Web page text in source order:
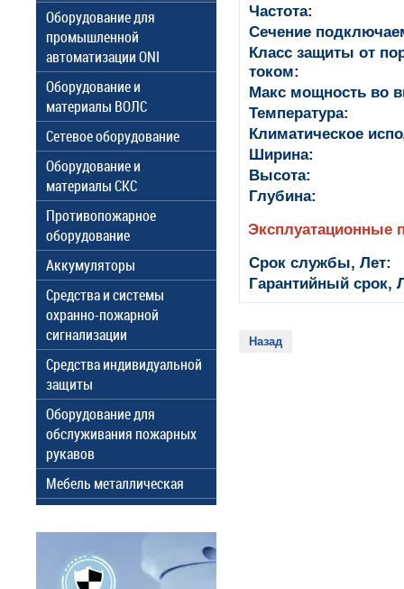
Частота:
Сечение
Класс защиты от
током:
Макс мощность во
Температура:
Климатическое
Ширина:
Высота:
Глубина:
Эксплуатационные
Срок службы, Лет:
Гарантийный срок,
Назад
Оборудование для
промышленной
автоматизации ONI
Оборудование и
материалы ВОЛС
Сетевое оборудование
Оборудование и
материалы СКС
Противопожарное
оборудование
Аккумуляторы
Средства и системы
охранно-пожарной
сигнализации
Средства индивидуальной
защиты
Оборудование для
обслуживания пожарных
рукавов
Мебель металлическая